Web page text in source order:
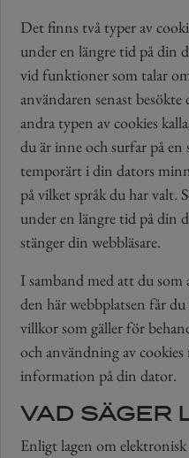
Det finns två typer av
under en längre tid på din
vid funktioner som talar
användaren senast
andra typen av cookies
du är inne och surfar på en
temporärt i din dators
på vilket språk du har valt.
under en längre tid på din
stänger din webbläsare.
I samband med att du som
den här webbplatsen får
villkor som gäller för
och användning av
information på din dator.
VAD SÄGER
Enligt lagen om